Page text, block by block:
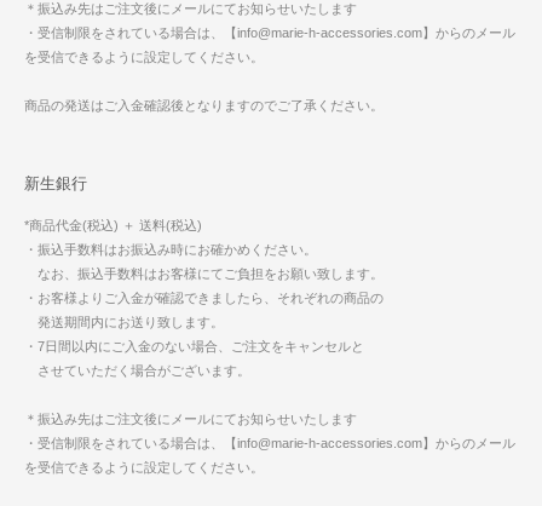
＊振込み先はご注文後にメールにてお知らせいたします
・受信制限をされている場合は、【info@marie-h-accessories.com】からのメール
を受信できるように設定してください。
商品の発送はご入金確認後となりますのでご了承ください。
新生銀行
*商品代金(税込) ＋ 送料(税込)
・振込手数料はお振込み時にお確かめください。
なお、振込手数料はお客様にてご負担をお願い致します。
・お客様よりご入金が確認できましたら、それぞれの商品の
発送期間内にお送り致します。
・7日間以内にご入金のない場合、ご注文をキャンセルと
させていただく場合がございます。
＊振込み先はご注文後にメールにてお知らせいたします
・受信制限をされている場合は、【info@marie-h-accessories.com】からのメール
を受信できるように設定してください。